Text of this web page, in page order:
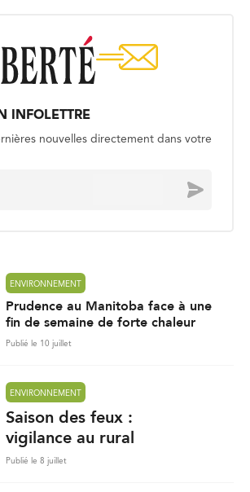
INFOLETTRE
nouvelles directement dans votre
Envoyer
ENVIRONNEMENT
Prudence au Manitoba face à une
fin de semaine de forte chaleur
Publié le 10 juillet
ENVIRONNEMENT
Saison des feux :
vigilance au rural
Publié le 8 juillet